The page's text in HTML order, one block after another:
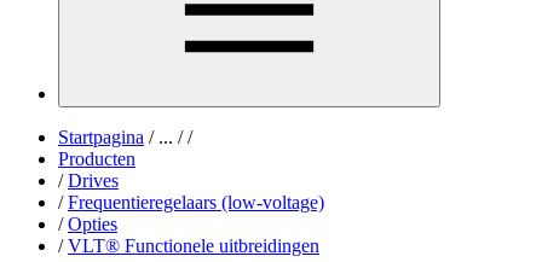
Startpagina /... / /
Producten
/ Drives
/ Frequentieregelaars (low-voltage)
/ Opties
/ VLT® Functionele uitbreidingen